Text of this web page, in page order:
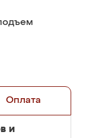
Оплата
и